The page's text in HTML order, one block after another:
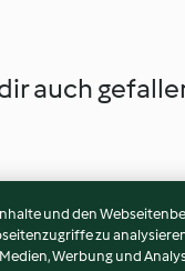
auch
und den
zu
Werbung und